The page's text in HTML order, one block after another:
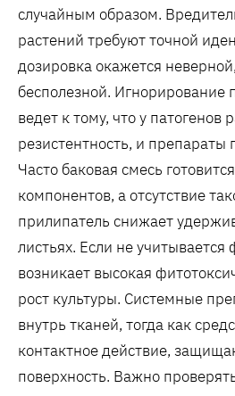
случайным образом.
растений требуют точной
дозировка окажется
бесполезной. Игнорирование
ведет к тому, что у патогенов
резистентность, и препараты
Часто баковая смесь
компонентов, а отсутствие
прилипатель снижает
листьях. Если не учитывается
возникает высокая
рост культуры. Системные
внутрь тканей, тогда как
контактное действие,
поверхность. Важно